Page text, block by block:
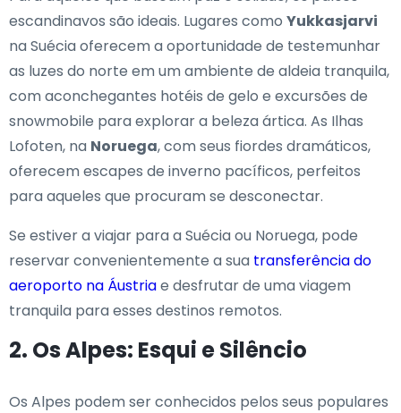
escandinavos são ideais. Lugares como Yukkasjarvi
na Suécia oferecem a oportunidade de testemunhar
as luzes do norte em um ambiente de aldeia tranquila,
com aconchegantes hotéis de gelo e excursões de
snowmobile para explorar a beleza ártica. As Ilhas
Lofoten, na Noruega, com seus fiordes dramáticos,
oferecem escapes de inverno pacíficos, perfeitos
para aqueles que procuram se desconectar.
Se estiver a viajar para a Suécia ou Noruega, pode
reservar convenientemente a sua transferência do
aeroporto na Áustriae desfrutar de uma viagem
tranquila para esses destinos remotos.
2. Os Alpes: Esqui e Silêncio
Os Alpes podem ser conhecidos pelos seus populares